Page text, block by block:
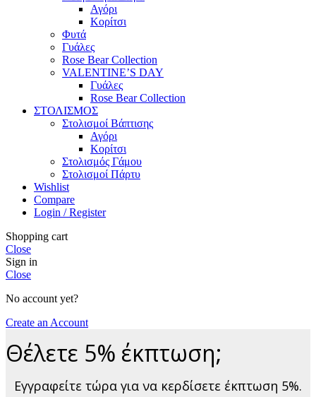
Αγόρι
Κορίτσι
Φυτά
Γυάλες
Rose Bear Collection
VALENTINE’S DAY
Γυάλες
Rose Bear Collection
ΣΤΟΛΙΣΜΟΣ
Στολισμοί Βάπτισης
Αγόρι
Κορίτσι
Στολισμός Γάμου
Στολισμοί Πάρτυ
Wishlist
Compare
Login / Register
Shopping cart
Close
Sign in
Close
No account yet?
Create an Account
Θέλετε 5% έκπτωση;
Εγγραφείτε τώρα για να κερδίσετε έκπτωση 5%.